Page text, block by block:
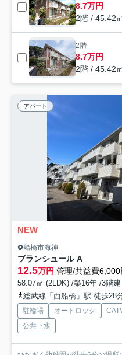
8.7万円
2階 / 45.42
2階
8.7万円
2階 / 45.42
アパート
NEW
船橋市海神
ブランシュール A
12.5万円 管理/共益費6,000
58.07㎡ (2LDK) /築16年 /3階建
総武線「西船橋」駅 徒歩28
駐輪場 オートロック
公共下水